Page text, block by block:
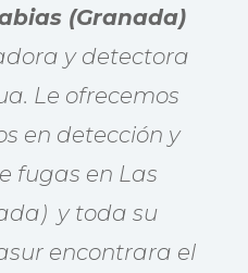
(Granada)
y detectora
Le ofrecemos
en detección y
fugas en Las
y toda su
encontrara el